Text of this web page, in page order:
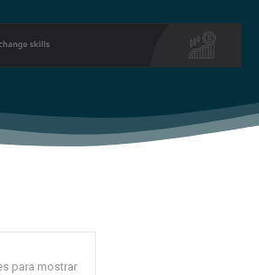
out!
to stay in the loop.
para mostrar